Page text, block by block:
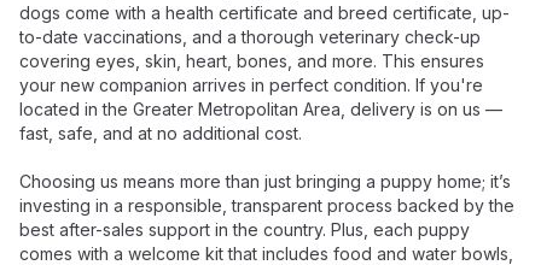
dogs come with a health certificate and breed certificate, up-
to-date vaccinations, and a thorough veterinary check-up
covering eyes, skin, heart, bones, and more. This ensures
your new companion arrives in perfect condition. If you're
located in the Greater Metropolitan Area, delivery is on us —
fast, safe, and at no additional cost.
Choosing us means more than just bringing a puppy home; it’s
investing in a responsible, transparent process backed by the
best after-sales support in the country. Plus, each puppy
comes with a welcome kit that includes food and water bowls,